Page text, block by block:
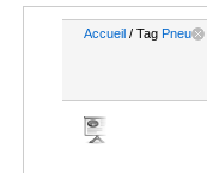
Accueil / Tag Pneu